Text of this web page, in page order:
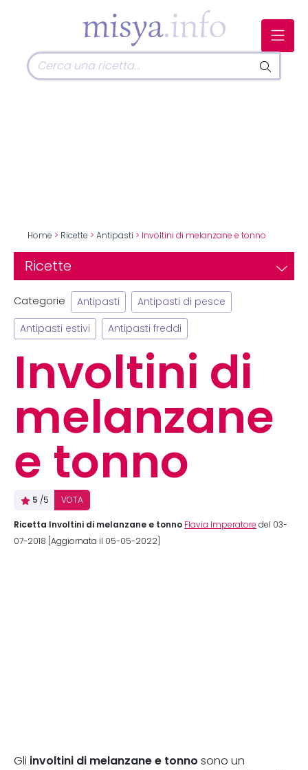
Home > Ricette > Antipasti > Involtini di melanzane e tonno
Ricette
Categorie Antipasti Antipasti di pesce
Antipasti estivi Antipasti freddi
Involtini di
melanzane
e tonno
5 /5 VOTA
Ricetta Involtini di melanzane e tonno Flavia Imperatore del 03-
07-2018 [Aggiornata il 05-05-2022]
Gli involtini di melanzane e tonno sono un